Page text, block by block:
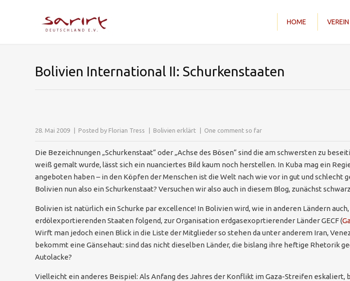
HOME VEREIN
Bolivien International II: Schurkenstaaten
28. Mai 2009 Posted by Florian Tress Bolivien erklärt One comment so far
Die Bezeichnungen „Schurkenstaat“ oder „Achse des Bösen“ sind die am schwersten zu
weiß gemalt wurde, lässt sich ein nuanciertes Bild kaum noch herstellen. In Kuba mag ein
angeboten haben – in den Köpfen der Menschen ist die Welt nach wie vor in gut und
Bolivien nun also ein Schurkenstaat? Versuchen wir also auch in diesem Blog, zunächst
Bolivien ist natürlich ein Schurke par excellence! In Bolivien wird, wie in anderen Ländern
erdölexportierenden Staaten folgend, zur Organisation erdgasexoprtierender Länder GECF (
Wirft man jedoch einen Blick in die Liste der Mitglieder so stehen da unter anderem Iran,
bekommt eine Gänsehaut: sind das nicht dieselben Länder, die bislang ihre heftige Rhetorik
Autolacke?
Vielleicht ein anderes Beispiel: Als Anfang des Jahres der Konflikt im Gaza-Streifen eskaliert,